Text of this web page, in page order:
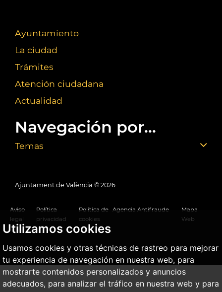
Utilizamos cookies
Usamos cookies y otras técnicas de rastreo para mejorar
tu experiencia de navegación en nuestra web, para
mostrarte contenidos personalizados y anuncios
adecuados, para analizar el tráfico en nuestra web y para
Ayuntamiento
La ciudad
Trámites
Atención ciudadana
Actualidad
Navegación por...
Temas
Ajuntament de València © 2026
Aviso
legal
Política
privacidad
Política de
cookies
Agencia Antifraude
Mapa
Web